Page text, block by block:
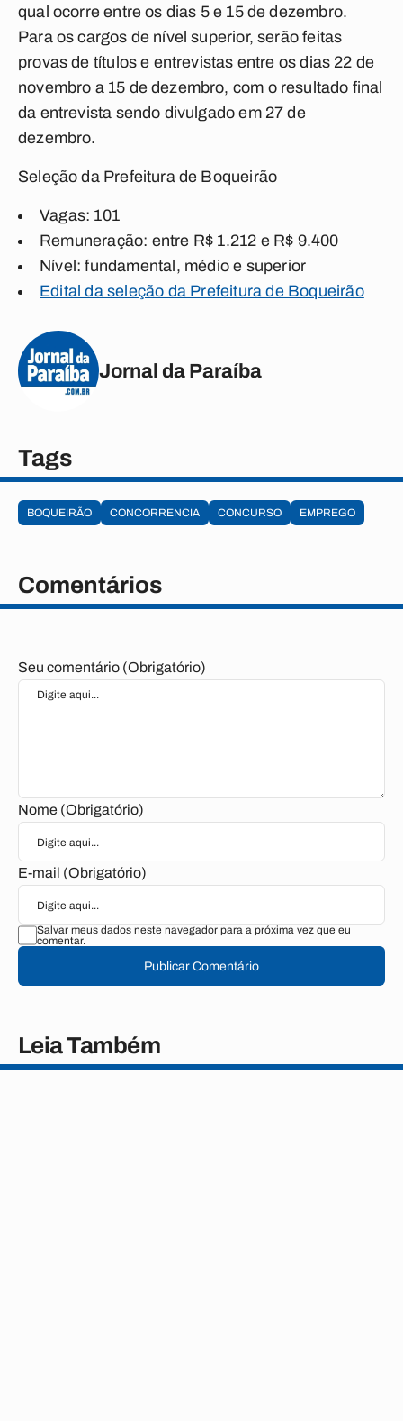
qual ocorre entre os dias 5 e 15 de dezembro.
Para os cargos de nível superior, serão feitas
provas de títulos e entrevistas entre os dias 22 de
novembro a 15 de dezembro, com o resultado final
da entrevista sendo divulgado em 27 de
dezembro.
Seleção da Prefeitura de Boqueirão
Vagas: 101
Remuneração: entre R$ 1.212 e R$ 9.400
Nível: fundamental, médio e superior
Edital da seleção da Prefeitura de Boqueirão
Jornal da Paraíba
Tags
BOQUEIRÃO CONCORRENCIA CONCURSO EMPREGO
Comentários
Seu comentário (Obrigatório)
Nome (Obrigatório)
E-mail (Obrigatório)
Salvar meus dados neste navegador para a próxima vez que eu
comentar.
Publicar Comentário
Leia Também